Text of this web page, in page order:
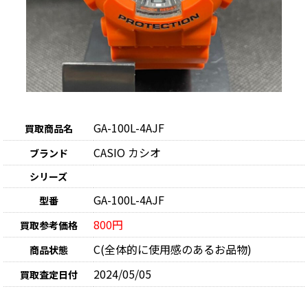
買取商品名 GA-100L-4AJF
ブランド CASIO カシオ
シリーズ
型番
GA-100L-4AJF
買取参考価格 800円
商品状態 C(全体的に使用感のあるお品物)
買取査定日付 2024/05/05